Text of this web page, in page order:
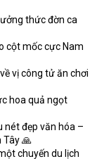
thức đờn ca
cột mốc cực Nam
vị công tử ăn chơi
hoa quả ngọt
nét đẹp văn hóa –
Tây 🙏
chuyến du lịch